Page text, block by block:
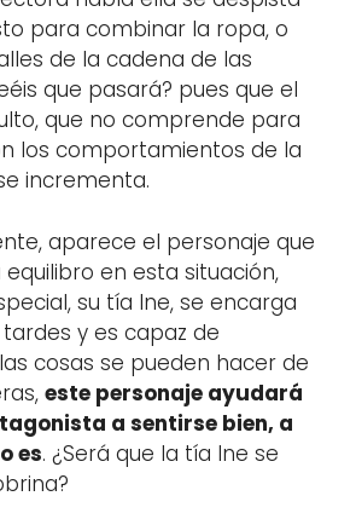
para combinar la ropa, o
de la cadena de las
que pasará? pues que el
que no comprende para
los comportamientos de la
incrementa.
aparece el personaje que
en esta situación,
su tía Ine, se encarga
y es capaz de
cosas se pueden hacer de
este personaje ayudará
a sentirse bien, a
es. ¿Será que la tía Ine se